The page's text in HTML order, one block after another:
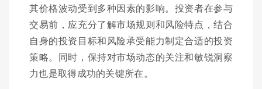
其价格波动受到多种因素的影响。投资者在参与
交易前，应充分了解市场规则和风险特点，结合
自身的投资目标和风险承受能力制定合适的投资
策略。同时，保持对市场动态的关注和敏锐洞察
力也是取得成功的关键所在。